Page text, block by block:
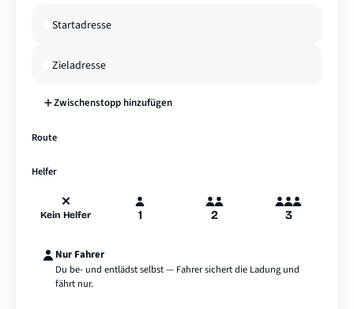
Zwischenstopp hinzufügen
Route
Helfer
✕
Kein Helfer 1 2 3
Nur Fahrer
Du be- und entlädst selbst — Fahrer sichert die Ladung und
fährt nur.